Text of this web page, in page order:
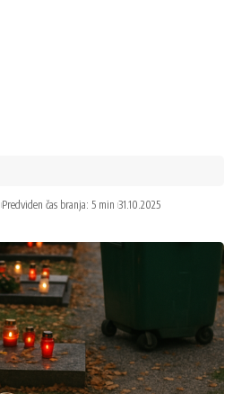
Predviden čas branja: 5 min 31.10.2025